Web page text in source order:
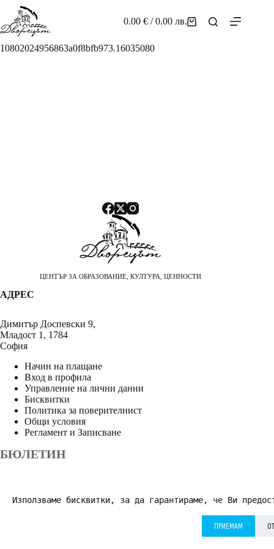
content
Използваме бисквитки, за да гарантираме, че Ви
ПРИЕМАМ
Shopping
0.00€ / 0.00 лв.
10802024956863a0f8bfb973.16035080
ЦЕНТЪР ЗА ОБРАЗОВАНИЕ, КУЛТУРА, ЦЕННОСТИ
АДРЕС
Димитър Доспевски 9,
Младост 1, 1784
София
Начин на плащане
Вход в профила
Управление на лични данни
Бисквитки
Политика за поверителнист
Общи условия
Регламент и Записване
БЮЛЕТИН
АБОНИРАНЕ